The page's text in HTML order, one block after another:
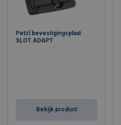
Petzl bevestigingsplaat
SLOT ADAPT
Bekijk product